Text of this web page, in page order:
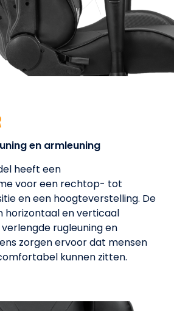
en armleuning
heeft een
voor een rechtop- tot
en een hoogteverstelling. De
horizontaal en verticaal
rugleuning en
zorgen ervoor dat mensen
kunnen zitten.